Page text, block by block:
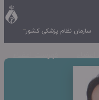
سازمان نظام پزشکی کشور